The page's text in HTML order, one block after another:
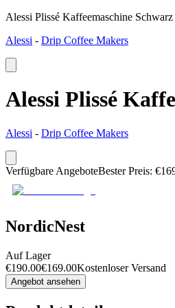
Alessi Plissé Kaffeemaschine Schwarz
Alessi - Drip Coffee Makers
Alessi Plissé
Alessi - Drip Coffee Makers
Verfügbare AngeboteBester Preis: €
NordicNest
Auf Lager
€190.00€169.00Kostenloser Versand
Angebot ansehen